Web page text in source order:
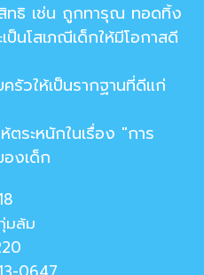
ทธิ เช่น ถูกทารุณ ทอดทิ้ง
นโสเภณีเด็กให้มีโอกาสดี
รัวให้เป็นรากฐานที่ดีแก่
ตระหนักในเรื่อง "การ
งเด็ก
มล้ม